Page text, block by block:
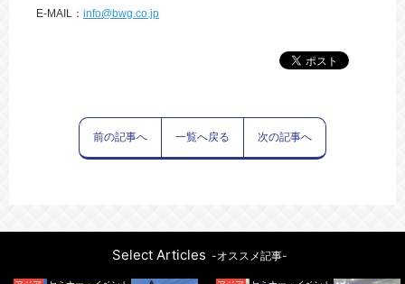
E-MAIL： info@bwg.co.jp
前の記事へ 一覧へ戻る 次の記事へ
Select Articles -オススメ記事-